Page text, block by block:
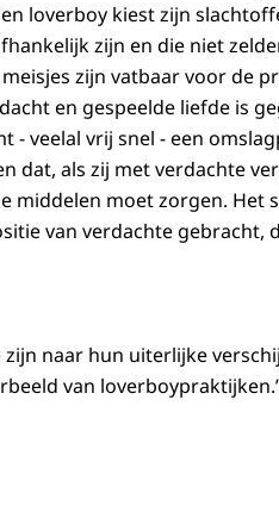
loverboy kiest zijn
zijn en die niet
zijn vatbaar voor de
en gespeelde liefde is
veelal vrij snel - een
als zij met verdachte
middelen moet zorgen. Het
van verdachte gebracht,
naar hun uiterlijke
van